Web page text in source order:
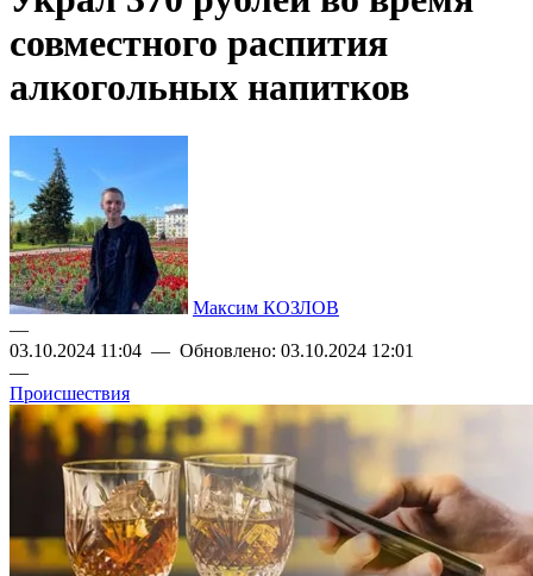
совместного распития
алкогольных напитков
Максим КОЗЛОВ
—
03.10.2024 11:04 — Обновлено: 03.10.2024 12:01
—
Происшествия